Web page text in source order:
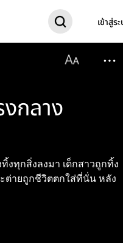
เข้าสู่
กลาง
ทุกสิ่งลงมา เด็กสาวถูกทิ้ง
ต่ายถูกชีวิตตกใส่ที่นั่น หลัง